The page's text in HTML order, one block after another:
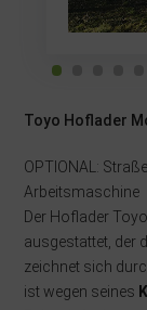
Toyo Hoflader
OPTIONAL:
Arbeitsmaschine
Der Hoflader
ausgestattet, der
zeichnet sich
ist wegen seines